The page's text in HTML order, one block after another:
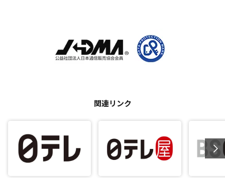
関連リンク